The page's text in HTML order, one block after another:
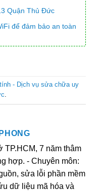
Quận Thủ Đức
để đảm bảo an toàn
- Dịch vụ sửa chữa uy
.
7 năm thâm
hợp. - Chuyên môn:
sửa lỗi phần mềm
dữ liệu mã hóa và